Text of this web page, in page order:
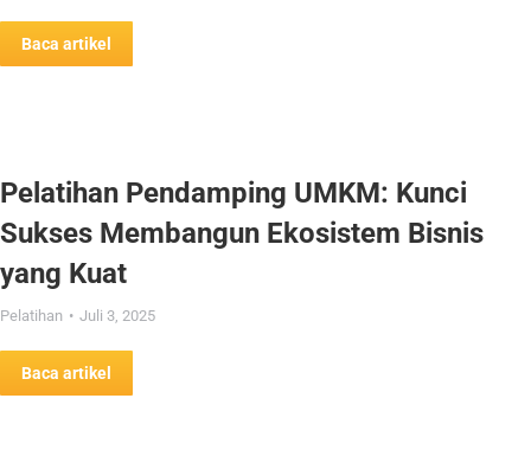
Baca artikel
Pelatihan Pendamping UMKM: Kunci
Sukses Membangun Ekosistem Bisnis
yang Kuat
Pelatihan Juli 3, 2025
Baca artikel